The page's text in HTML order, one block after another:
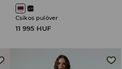
Csíkos pulóver
11 995 HUF